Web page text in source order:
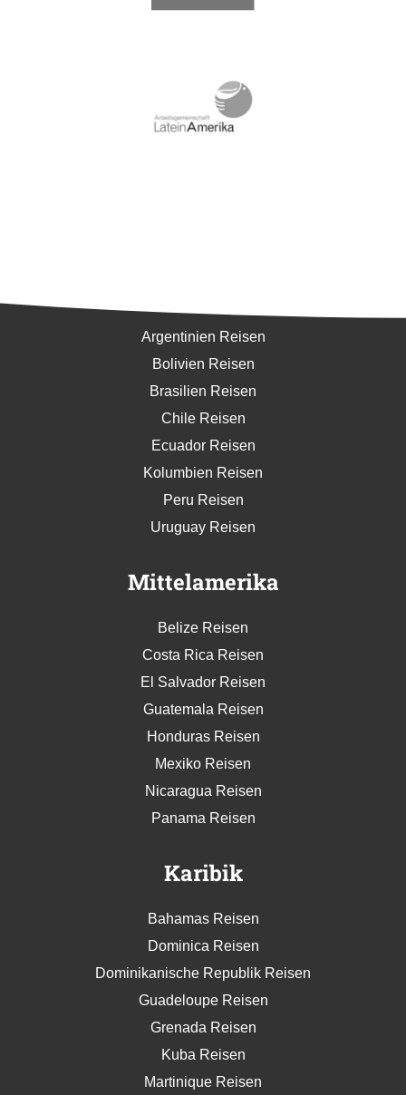
Argentinien Reisen
Bolivien Reisen
Brasilien Reisen
Chile Reisen
Ecuador Reisen
Kolumbien Reisen
Peru Reisen
Uruguay Reisen
Mittelamerika
Belize Reisen
Costa Rica Reisen
El Salvador Reisen
Guatemala Reisen
Honduras Reisen
Mexiko Reisen
Nicaragua Reisen
Panama Reisen
Karibik
Bahamas Reisen
Dominica Reisen
Dominikanische Republik Reisen
Guadeloupe Reisen
Grenada Reisen
Kuba Reisen
Martinique Reisen